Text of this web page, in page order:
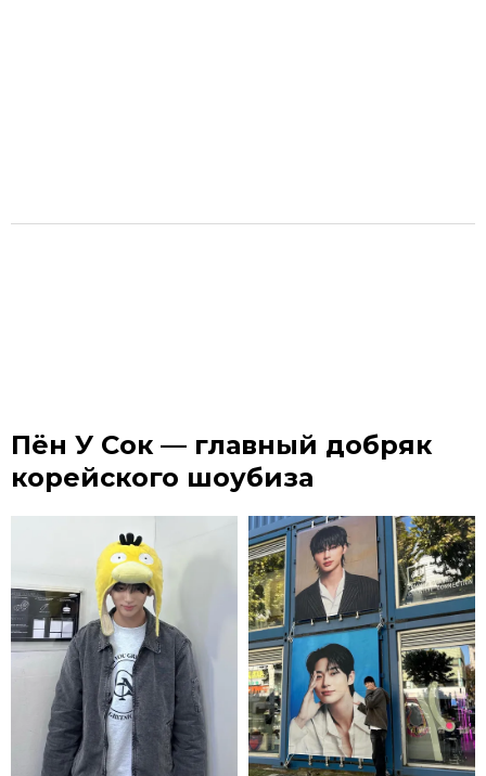
Пён У Сок — главный добряк
корейского шоубиза